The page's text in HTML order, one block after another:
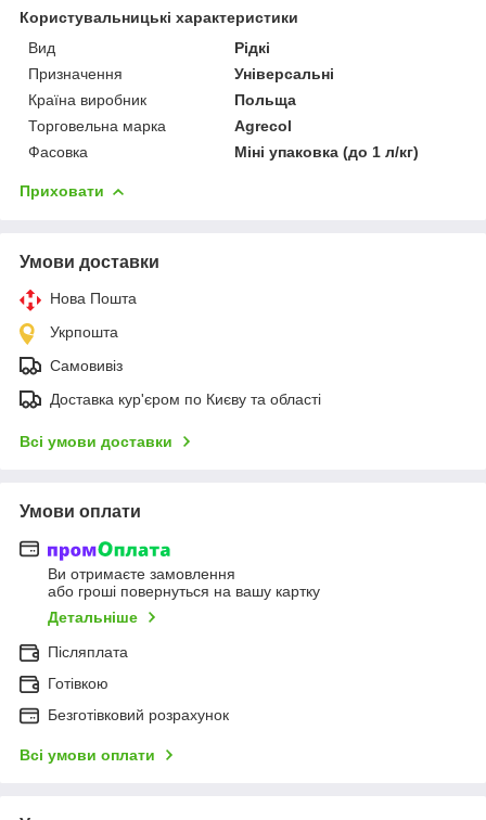
Користувальницькі характеристики
Вид
Рідкі
Призначення
Універсальні
Країна виробник
Польща
Торговельна марка
Agrecol
Фасовка
Міні упаковка (до 1 л/кг)
Приховати
Умови доставки
Нова Пошта
Укрпошта
Самовивіз
Доставка кур'єром по Києву та області
Всі умови доставки
Умови оплати
Ви отримаєте замовлення
або гроші повернуться на вашу картку
Детальніше
Післяплата
Готівкою
Безготівковий розрахунок
Всі умови оплати